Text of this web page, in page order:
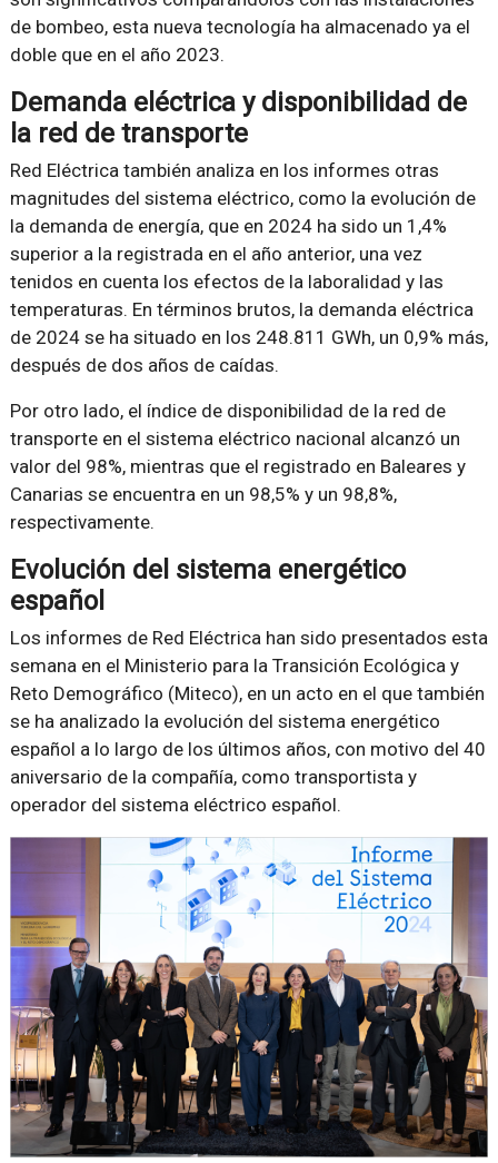
de bombeo, esta nueva tecnología ha almacenado ya el
doble que en el año 2023.
Demanda eléctrica y disponibilidad de
la red de transporte
Red Eléctrica también analiza en los informes otras
magnitudes del sistema eléctrico, como la evolución de
la demanda de energía, que en 2024 ha sido un 1,4%
superior a la registrada en el año anterior, una vez
tenidos en cuenta los efectos de la laboralidad y las
temperaturas. En términos brutos, la demanda eléctrica
de 2024 se ha situado en los 248.811 GWh, un 0,9% más,
después de dos años de caídas.
Por otro lado, el índice de disponibilidad de la red de
transporte en el sistema eléctrico nacional alcanzó un
valor del 98%, mientras que el registrado en Baleares y
Canarias se encuentra en un 98,5% y un 98,8%,
respectivamente.
Evolución del sistema energético
español
Los informes de Red Eléctrica han sido presentados esta
semana en el Ministerio para la Transición Ecológica y
Reto Demográfico (Miteco), en un acto en el que también
se ha analizado la evolución del sistema energético
español a lo largo de los últimos años, con motivo del 40
aniversario de la compañía, como transportista y
operador del sistema eléctrico español.